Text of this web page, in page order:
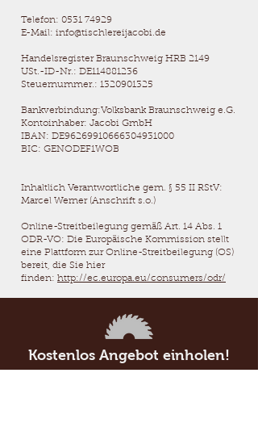
Telefon: 0531 74929
E-Mail: info@tischlereijacobi.de
Handelsregister Braunschweig HRB 2149
USt.-ID-Nr.: DE114881236
Steuernummer.: 1320901325
Bankverbindung:Volksbank Braunschweig e.G.
Kontoinhaber: Jacobi GmbH
IBAN: DE96269910666304931000
BIC: GENODEF1WOB
Inhaltlich Verantwortliche gem. § 55 II RStV:
Marcel Werner (Anschrift s.o.)
Online-Streitbeilegung gemäß Art. 14 Abs. 1
ODR-VO: Die Europäische Kommission stellt
eine Plattform zur Online-Streitbeilegung (OS)
bereit, die Sie hier
finden: http://ec.europa.eu/consumers/odr/
Kostenlos Angebot einholen!